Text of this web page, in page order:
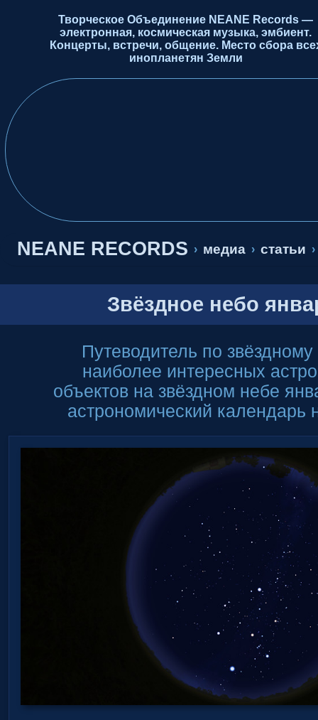
Творческое Объединение NEANE Records —
электронная, космическая музыка, эмбиент.
Концерты, встречи, общение. Место сбора
инопланетян Земли
NEANE RECORDS › медиа › статьи ›
Звёздное небо
Путеводитель по
наиболее интересных
объектов на звёздном небе
астрономический календарь